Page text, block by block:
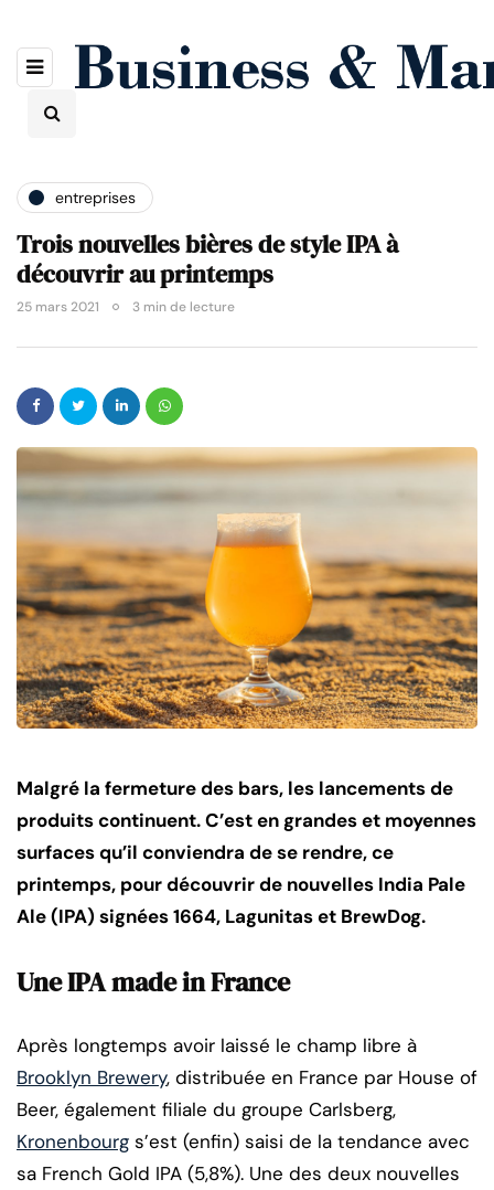
entreprises
Trois nouvelles bières de style IPA à
découvrir au printemps
25 mars 2021 3 min de lecture
Malgré la fermeture des bars, les lancements de
produits continuent. C’est en grandes et moyennes
surfaces qu’il conviendra de se rendre, ce
printemps, pour découvrir de nouvelles India Pale
Ale (IPA) signées 1664, Lagunitas et BrewDog.
Une IPA made in France
Après longtemps avoir laissé le champ libre à
Brooklyn Brewery, distribuée en France par House of
Beer, également filiale du groupe Carlsberg,
Kronenbourg s’est (enfin) saisi de la tendance avec
sa French Gold IPA (5,8%). Une des deux nouvelles